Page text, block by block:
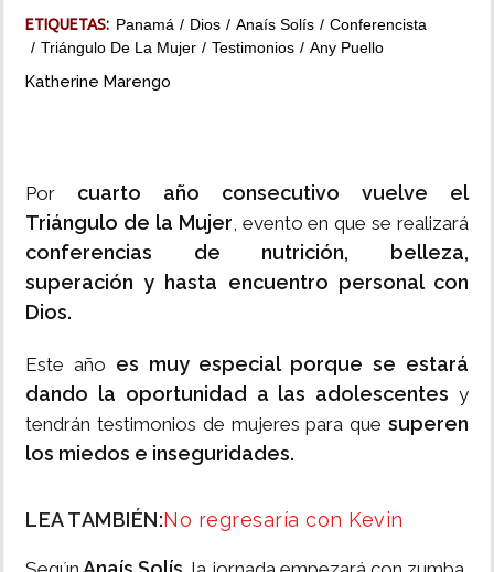
ETIQUETAS: Panamá Dios Anaís Solís
Conferencista
Triángulo De La Mujer
Testimonios Any Puello
Katherine Marengo
Por cuarto año consecutivo vuelve el
Triángulo de la Mujer, evento en que se realizará
conferencias de nutrición, belleza,
superación y hasta encuentro personal con
Dios.
Este año es muy especial porque se estará
dando la oportunidad a las adolescentes y
tendrán testimonios de mujeres para que superen
los miedos e inseguridades.
LEA TAMBIÉN:No regresaría con Kevin